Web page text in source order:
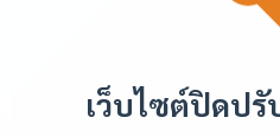
เว็บไซต์ปิดปรั